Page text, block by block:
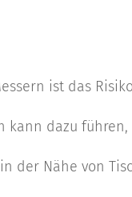
ist das
kann dazu
der Nähe von